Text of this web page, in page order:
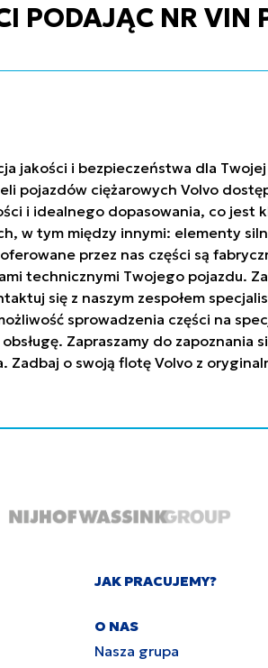
PODAJĄC NR VIN
jakości i bezpieczeństwa dla
pojazdów ciężarowych Volvo
i idealnego dopasowania, co
w tym między innymi: elementy
przez nas części są
technicznymi Twojego pojazdu.
się z naszym zespołem
sprowadzenia części na
Zapraszamy do zapoznania
Zadbaj o swoją flotę Volvo z
JAK PRACUJEMY?
O NAS
Nasza grupa